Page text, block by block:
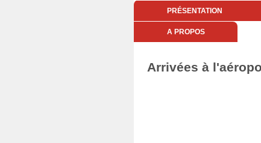
PRÉSENTATION
A PROPOS
Arrivées à